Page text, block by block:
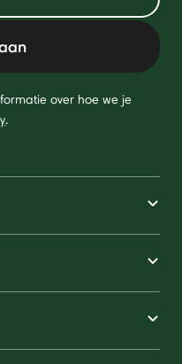
over hoe we je
.